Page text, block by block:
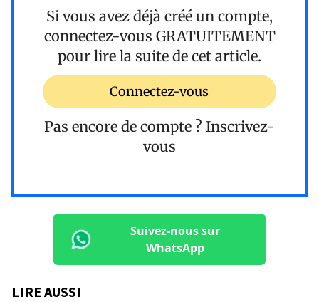
Si vous avez déjà créé un compte,
connectez-vous GRATUITEMENT
pour lire la suite de cet article.
Connectez-vous
Pas encore de compte ? Inscrivez-
vous
Suivez-nous sur
WhatsApp
LIRE AUSSI